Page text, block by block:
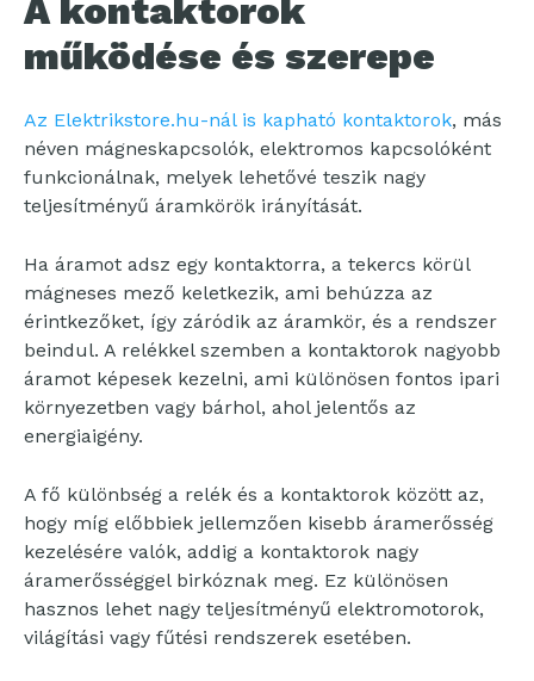
A kontaktorok
működése és szerepe
Az Elektrikstore.hu-nál is kapható kontaktorok, más
néven mágneskapcsolók, elektromos kapcsolóként
funkcionálnak, melyek lehetővé teszik nagy
teljesítményű áramkörök irányítását.
Ha áramot adsz egy kontaktorra, a tekercs körül
mágneses mező keletkezik, ami behúzza az
érintkezőket, így záródik az áramkör, és a rendszer
beindul. A relékkel szemben a kontaktorok nagyobb
áramot képesek kezelni, ami különösen fontos ipari
környezetben vagy bárhol, ahol jelentős az
energiaigény.
A fő különbség a relék és a kontaktorok között az,
hogy míg előbbiek jellemzően kisebb áramerősség
kezelésére valók, addig a kontaktorok nagy
áramerősséggel birkóznak meg. Ez különösen
hasznos lehet nagy teljesítményű elektromotorok,
világítási vagy fűtési rendszerek esetében.